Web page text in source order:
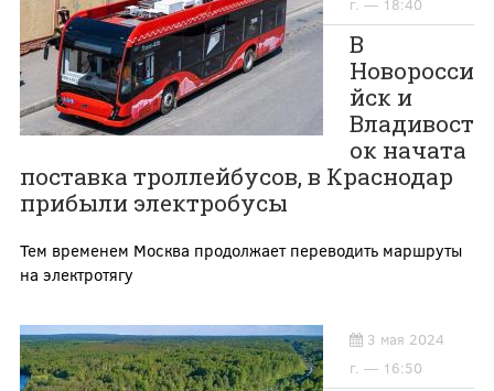
г. — 18:40
В
Новоросси
йск и
Владивост
ок начата
поставка троллейбусов, в Краснодар
прибыли электробусы
Тем временем Москва продолжает переводить маршруты
на электротягу
3 мая 2024
г. — 16:50